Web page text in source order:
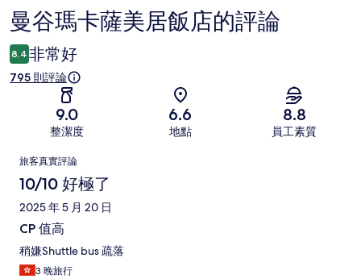
評
論
曼谷瑪卡薩美居飯店的評論
8.4 非常好
795 則評論
9.0
整潔度
6.6
地點
8.8
員工素質
評
論
旅客真實評論
10/10 好極了
2025 年 5 月 20 日
CP 值高
稍嫌Shuttle bus 疏落
3 晚旅行